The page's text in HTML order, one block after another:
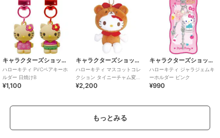
キャラクターズショップ ラフラフ
ハローキティ PVCペアキーホ
ルダー 日焼けB
¥1,100
キャラクターズショップ ラフラフ
ハローキティ マスコットコレ
クション タイニーチャム変身
BR 50thアニバーサリー
¥2,200
キャラクターズショップ ラフラフ
ハローキティ ジャラジェムキ
ーホルダー ピンク
¥990
もっとみる